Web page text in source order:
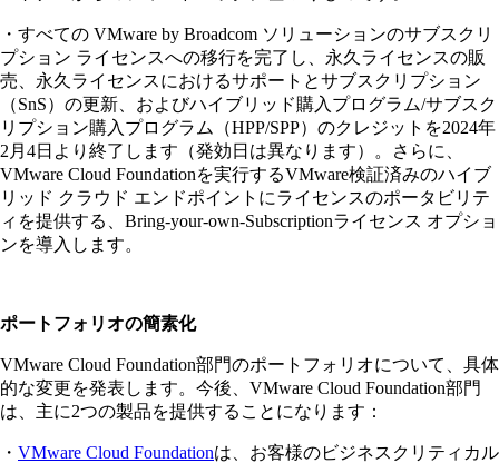
・すべての VMware by Broadcom ソリューションのサブスクリ
プション ライセンスへの移行を完了し、永久ライセンスの販
売、永久ライセンスにおけるサポートとサブスクリプション
（SnS）の更新、およびハイブリッド購入プログラム/サブスク
リプション購入プログラム（HPP/SPP）のクレジットを2024年
2月4日より終了します（発効日は異なります）。さらに、
VMware Cloud Foundationを実行するVMware検証済みのハイブ
リッド クラウド エンドポイントにライセンスのポータビリテ
ィを提供する、Bring-your-own-Subscriptionライセンス オプショ
ンを導入します。
ポートフォリオの簡素化
VMware Cloud Foundation部門のポートフォリオについて、具体
的な変更を発表します。今後、VMware Cloud Foundation部門
は、主に2つの製品を提供することになります：
・ VMware Cloud Foundationは、お客様のビジネスクリティカル